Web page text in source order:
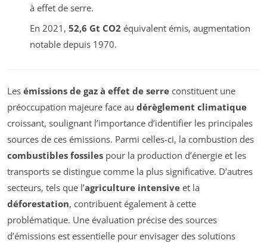
à effet de serre.
En 2021, 52,6 Gt CO2 équivalent émis, augmentation
notable depuis 1970.
Les émissions de gaz à effet de serre constituent une
préoccupation majeure face au dérèglement climatique
croissant, soulignant l’importance d’identifier les principales
sources de ces émissions. Parmi celles-ci, la combustion des
combustibles fossiles pour la production d’énergie et les
transports se distingue comme la plus significative. D’autres
secteurs, tels que l’agriculture intensive et la
déforestation, contribuent également à cette
problématique. Une évaluation précise des sources
d’émissions est essentielle pour envisager des solutions